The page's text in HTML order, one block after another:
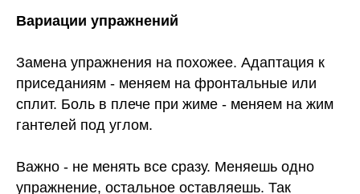
Вариации упражнений
Замена упражнения на похожее. Адаптация к
приседаниям - меняем на фронтальные или
сплит. Боль в плече при жиме - меняем на жим
гантелей под углом.
Важно - не менять все сразу. Меняешь одно
упражнение, остальное оставляешь. Так